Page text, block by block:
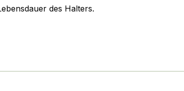
des Halters.